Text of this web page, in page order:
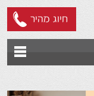
חיוג מהיר